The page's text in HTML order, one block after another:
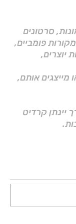
סרטונים
פומביים,
זכויות יוצרים,
מייצגים אותם,
יינתן קרדיט